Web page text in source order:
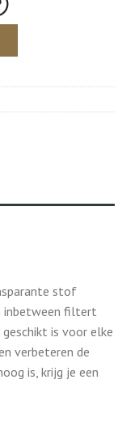
stof
inbetween filtert
is voor elke
verbeteren de
is, krijg je een